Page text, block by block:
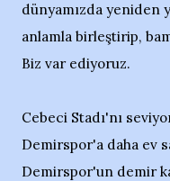
dünyamızda yeniden
anlamla birleştirip,
Biz var ediyoruz.
Cebeci Stadı'nı
Demirspor'a daha ev
Demirspor'un demir